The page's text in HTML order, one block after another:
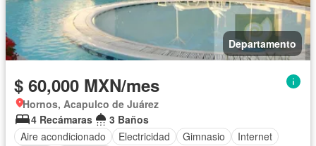
Departamento
$ 60,000 MXN/mes
Hornos, Acapulco de Juárez
4 Recámaras
3 Baños
Aire acondicionado
Electricidad Gimnasio
Internet